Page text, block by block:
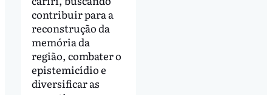
contribuir para a
reconstrução da
memória da
região, combater o
epistemicídio e
diversificar as